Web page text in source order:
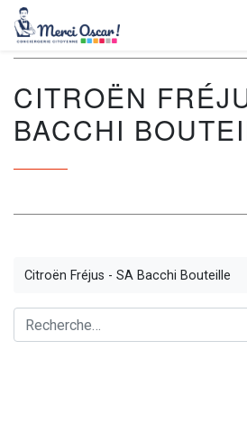
CITROËN
BACCHI
Citroën Fréjus - SA Bacchi Bouteille